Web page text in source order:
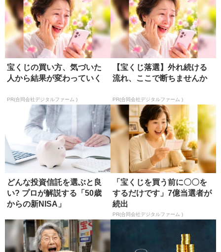
宝くじの買い方、気づいた
人から結果が変わっていく
PR(合同会社デジタルファーム )
【宝くじ落選】外れ続ける
流れ、ここで断ちませんか
PR(合同会社デジタルファーム )
どんな投資信託を選ぶと良
い? プロが解説する「50歳
からの新NISA」
「宝くじを買う前に〇〇を
するだけです」7億当選者が
続出
PR(合同会社デジタルファーム )